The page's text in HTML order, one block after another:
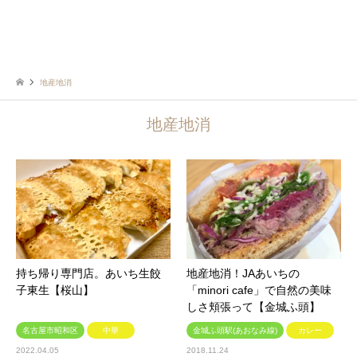
地産地消
地産地消
持ち帰り専門店。あいち生餃
子東生【桜山】
名古屋市昭和区 中華
2022.04.05
地産地消！JAあいちの
「minori cafe」で自然の美味
しさ頬張って【金城ふ頭】
金城ふ頭駅(あおなみ線) カレー
2018.11.24